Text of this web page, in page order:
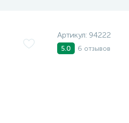
Артикул: 94222
5.0 6 отзывов